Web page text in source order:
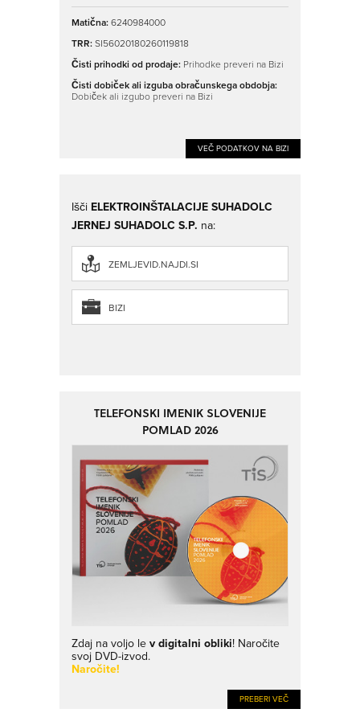
Matična:6240984000
TRR:SI56020180260119818
Čisti prihodki od prodaje: Prihodke preveri na Bizi
Čisti dobiček ali izguba obračunskega obdobja:
Dobiček ali izgubo preveri na Bizi
VEČ PODATKOV NA BIZI
Išči ELEKTROINŠTALACIJE SUHADOLC
JERNEJ SUHADOLC S.P. na:
ZEMLJEVID.NAJDI.SI
BIZI
TELEFONSKI IMENIK SLOVENIJE
POMLAD 2026
Zdaj na voljo lev digitalni obliki! Naročite
svoj DVD-izvod.
Naročite!
PREBERI VEČ